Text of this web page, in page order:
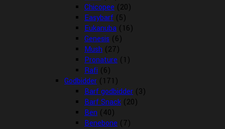
Chicopee (20)
Easybarf (5)
Eukanuba (16)
Genesis (6)
Mush (27)
Pronature (1)
Rafi (6)
Godbidder (171)
Barf godbidder (3)
Barf Snack (20)
Ben (40)
Benebone (7)